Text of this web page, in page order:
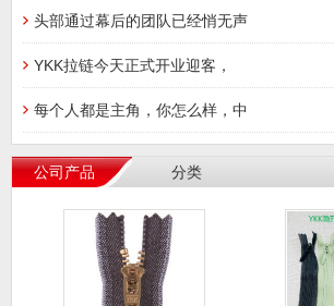
头部通过幕后的团队已经悄无声
YKK拉链今天正式开业迎客，
每个人都是主角，你怎么样，中
公司产品 分类